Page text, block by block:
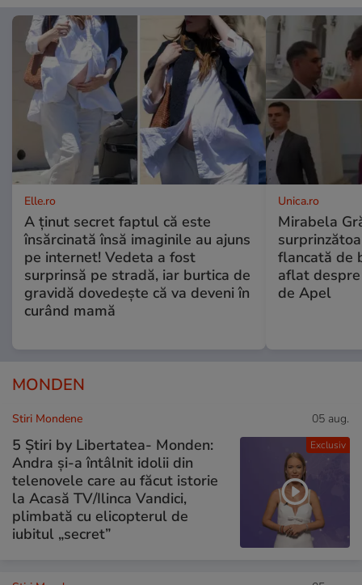
Elle.ro
A ținut secret faptul că este
însărcinată însă imaginile au ajuns
pe internet! Vedeta a fost
surprinsă pe stradă, iar burtica de
gravidă dovedește că va deveni în
curând mamă
Unica.ro
Mirabela
flancată de
aflat
de Apel
MONDEN
Exclusiv
Stiri Mondene 05 aug.
5 Știri by Libertatea- Monden:
Andra și-a întâlnit idolii din
telenovele care au făcut istorie
la Acasă TV/Ilinca Vandici,
plimbată cu elicopterul de
iubitul „secret”